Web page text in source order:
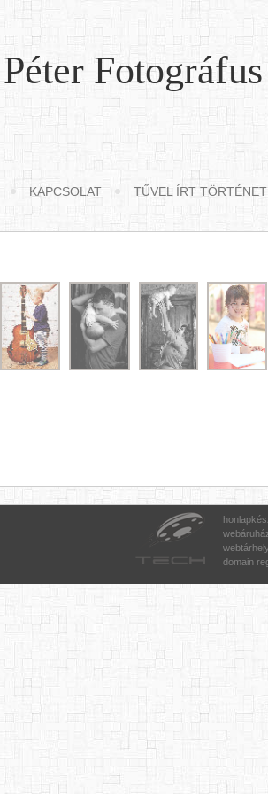
Fotográfus
KAPCSOLAT TŰVEL ÍRT
webtárhely
domain